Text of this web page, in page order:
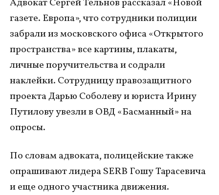
газете. Европа», что сотрудники полиции
забрали из московского офиса «Открытого
пространства» все картины, плакаты,
личные поручительства и содрали
наклейки. Сотрудницу правозащитного
проекта Дарью Соболеву и юриста Ирину
Путилову увезли в ОВД «Басманный» на
опросы.
По словам адвоката, полицейские также
опрашивают лидера SERB Гошу Тарасевича
и еще одного участника движения.